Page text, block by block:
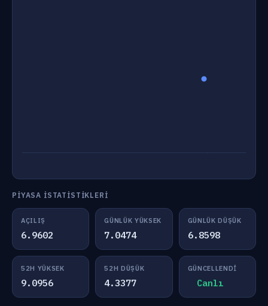
PIYASA İSTATISTIKLERI
AÇILIŞ
6.9602
GÜNLÜK YÜKSEK
7.0474
GÜNLÜK DÜŞÜK
6.8598
52H YÜKSEK
9.0956
52H DÜŞÜK
4.3377
GÜNCELLENDI
Canlı